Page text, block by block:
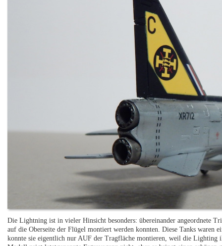
Die Lightning ist in vieler Hinsicht besonders: übereinander angeordnete
auf die Oberseite der Flügel montiert werden konnten. Diese Tanks waren
konnte sie eigentlich nur AUF der Tragfläche montieren, weil die Lighting